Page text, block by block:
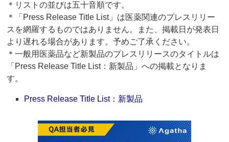
＊リストの並びは五十音順です。
＊「Press Release Title List」は医薬関連のプレスリリー
スを網羅するものではありません。また、掲載日が発表日
より遅れる場合があります。予めご了承ください。
＊一般用医薬品など新製品のプレスリリースのタイトルは
「Press Release Title List：新製品」への掲載となりま
す。
Press Release Title List：新製品